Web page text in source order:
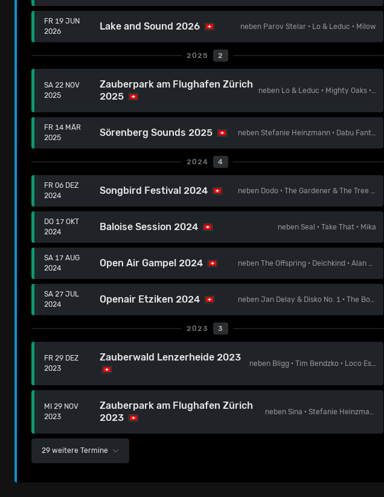
FR 19 JUN
2026
Lake and Sound 2026 neben Parov Stelar · Lo & Leduc · Milow
2025 2
SA 22 NOV
2025
Zauberpark am Flughafen Zürich
2025
neben Lo & Leduc · Mighty Oaks ·
FR 14 MÄR
2025
Sörenberg Sounds 2025 nebenStefanie Heinzmann · Dabu Fantastic
2024 4
FR 06 DEZ
2024
Songbird Festival 2024 neben Dodo ·The Gardener & The Tree
DO 17 OKT
2024
Baloise Session 2024 nebenSeal ·Take That · Mika
SA 17 AUG
2024
Open Air Gampel 2024 nebenThe Offspring · Deichkind ·Alan Walker
SA 27 JUL
2024
Openair Etziken 2024 nebenJan Delay & Disko No. 1 ·The BossHoss
2023 3
FR 29 DEZ
2023
Zauberwald Lenzerheide 2023
neben Bligg ·Tim Bendzko · Loco Escrito
MI 29 NOV
2023
Zauberpark am Flughafen Zürich
2023
neben Sina · Stefanie Heinzmann
29 weitere Termine